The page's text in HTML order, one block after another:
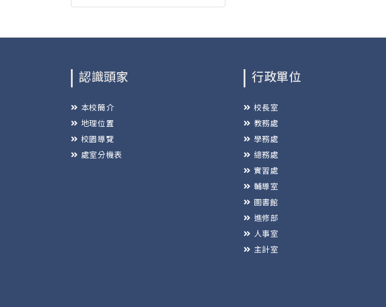
認識頭家
本校簡介
地理位置
校園導覽
處室分機表
行政單位
校長室
教務處
學務處
總務處
實習處
輔導室
圖書館
進修部
人事室
主計室